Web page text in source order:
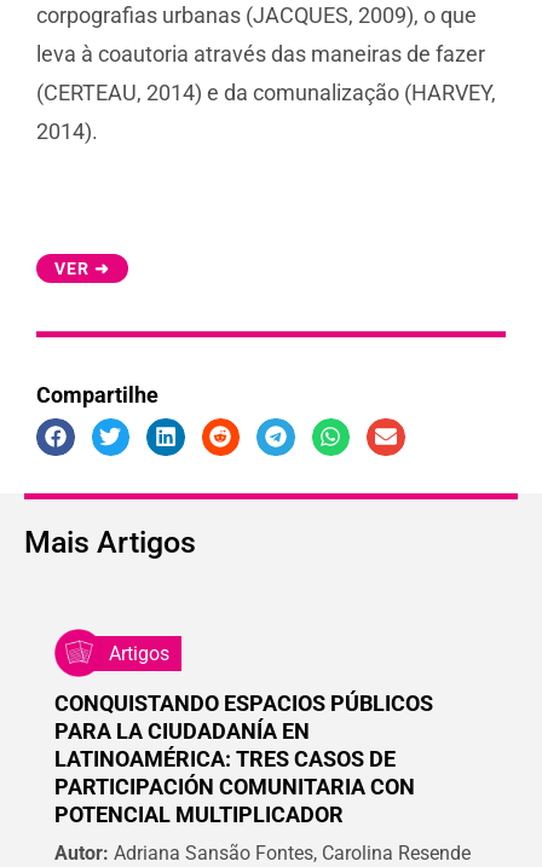
corpografias urbanas (JACQUES, 2009), o que
leva à coautoria através das maneiras de fazer
(CERTEAU, 2014) e da comunalização (HARVEY,
2014).
VER ➜
Compartilhe
Mais Artigos
Artigos
CONQUISTANDO ESPACIOS PÚBLICOS
PARA LA CIUDADANÍA EN
LATINOAMÉRICA: TRES CASOS DE
PARTICIPACIÓN COMUNITARIA CON
POTENCIAL MULTIPLICADOR
Autor: Adriana Sansão Fontes, Carolina Resende